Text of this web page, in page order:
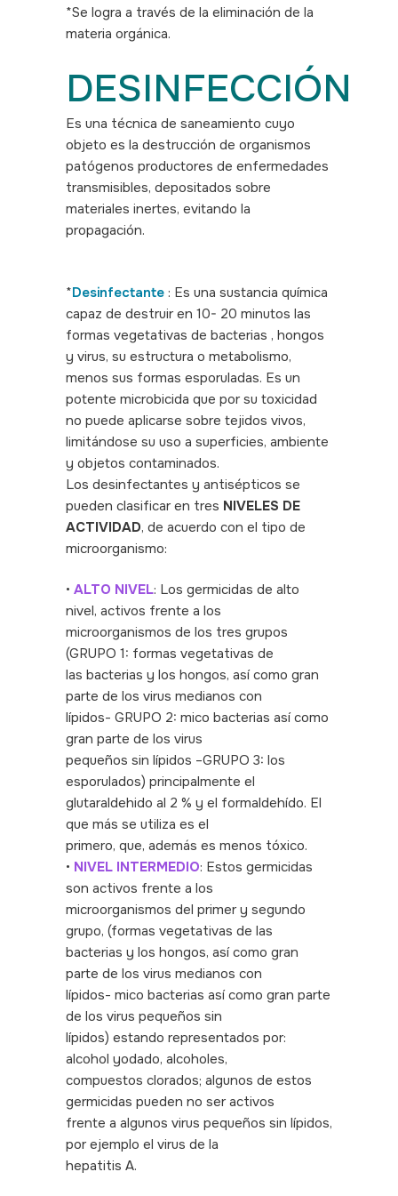
*Se logra a través de la eliminación de la
materia orgánica.
DESINFECCIÓN
Es una técnica de saneamiento cuyo
objeto es la destrucción de organismos
patógenos productores de enfermedades
transmisibles, depositados sobre
materiales inertes, evitando la
propagación.
*Desinfectante : Es una sustancia química
capaz de destruir en 10- 20 minutos las
formas vegetativas de bacterias , hongos
y virus, su estructura o metabolismo,
menos sus formas esporuladas. Es un
potente microbicida que por su toxicidad
no puede aplicarse sobre tejidos vivos,
limitándose su uso a superficies, ambiente
y objetos contaminados.
Los desinfectantes y antisépticos se
pueden clasificar en tres NIVELES DE
ACTIVIDAD, de acuerdo con el tipo de
microorganismo:
• ALTO NIVEL: Los germicidas de alto
nivel, activos frente a los
microorganismos de los tres grupos
(GRUPO 1: formas vegetativas de
las bacterias y los hongos, así como gran
parte de los virus medianos con
lípidos- GRUPO 2: mico bacterias así como
gran parte de los virus
pequeños sin lípidos –GRUPO 3: los
esporulados) principalmente el
glutaraldehido al 2 % y el formaldehído. El
que más se utiliza es el
primero, que, además es menos tóxico.
• NIVEL INTERMEDIO: Estos germicidas
son activos frente a los
microorganismos del primer y segundo
grupo, (formas vegetativas de las
bacterias y los hongos, así como gran
parte de los virus medianos con
lípidos- mico bacterias así como gran parte
de los virus pequeños sin
lípidos) estando representados por:
alcohol yodado, alcoholes,
compuestos clorados; algunos de estos
germicidas pueden no ser activos
frente a algunos virus pequeños sin lípidos,
por ejemplo el virus de la
hepatitis A.